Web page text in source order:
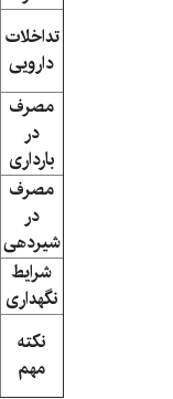
تداخلات
دارویی
مصرف
در
بارداری
مصرف
در
شیردهی
شرایط
نگهداری
نکته
مهم